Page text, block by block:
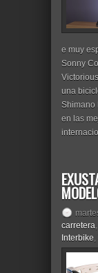
e muy
Sonny
una
Shimano
en las
carretera,
Interbike,